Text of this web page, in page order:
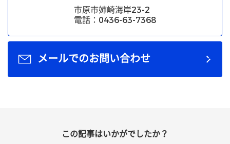
市原市姉崎海岸23-2
電話：0436-63-7368
メールでのお問い合わせ
この記事はいかがでしたか？